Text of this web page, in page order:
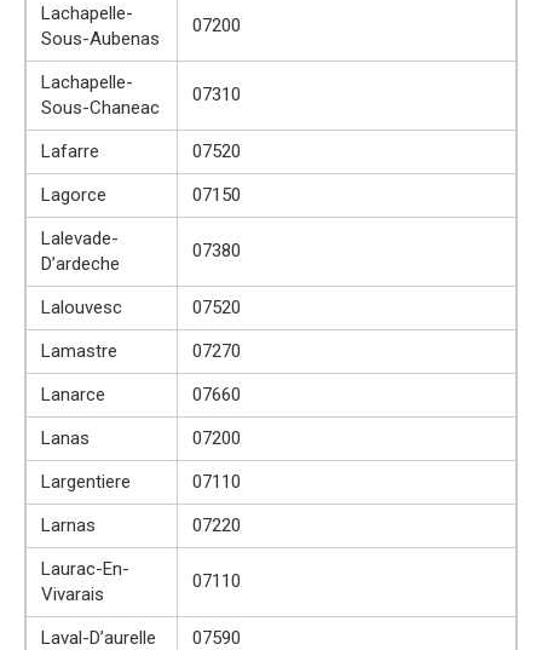
Lachapelle-
Sous-Aubenas
07200
Lachapelle-
Sous-Chaneac
07310
Lafarre
07520
Lagorce
07150
Lalevade-
D’ardeche
07380
Lalouvesc
07520
Lamastre
07270
Lanarce
07660
Lanas
07200
Largentiere
07110
Larnas
07220
Laurac-En-
Vivarais
07110
Laval-D’aurelle
07590